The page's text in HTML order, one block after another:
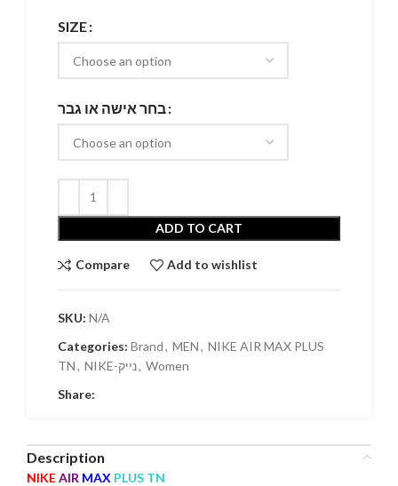
SIZE
בחר אישה או גבר
ADD TO CART
Compare Add to wishlist
SKU: N/A
Categories: Brand, MEN, NIKE AIR MAX PLUS
TN, NIKE-נייק, Women
Share:
Description
NIKEAIR MAX PLUS TN